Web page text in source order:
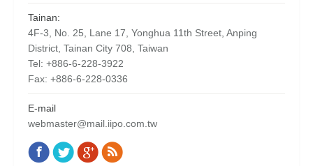
Tainan:
4F-3, No. 25, Lane 17, Yonghua 11th Street, Anping
District, Tainan City 708, Taiwan
Tel: +886-6-228-3922
Fax: +886-6-228-0336
E-mail
webmaster@mail.iipo.com.tw
Find us on:
Facebook
TwitterGoogle+
Rss